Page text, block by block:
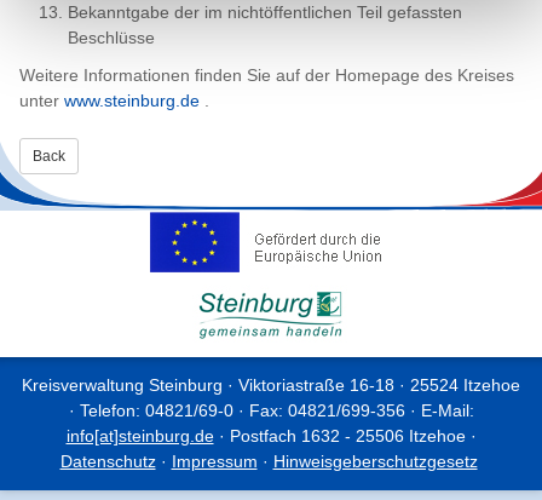
Bekanntgabe der im nichtöffentlichen Teil gefassten
Beschlüsse
Weitere Informationen finden Sie auf der Homepage des Kreises
unter www.steinburg.de .
Back
Kreisverwaltung Steinburg · Viktoriastraße 16-18 · 25524 Itzehoe
· Telefon: 04821/69-0 · Fax: 04821/699-356 · E-Mail:
info[at]steinburg.de· Postfach 1632 - 25506 Itzehoe ·
Datenschutz· Impressum · Hinweisgeberschutzgesetz